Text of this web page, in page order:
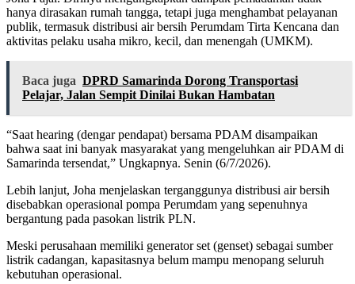
hanya dirasakan rumah tangga, tetapi juga menghambat pelayanan
publik, termasuk distribusi air bersih Perumdam Tirta Kencana dan
aktivitas pelaku usaha mikro, kecil, dan menengah (UMKM).
Baca juga DPRD Samarinda Dorong Transportasi
Pelajar, Jalan Sempit Dinilai Bukan Hambatan
“Saat hearing (dengar pendapat) bersama PDAM disampaikan
bahwa saat ini banyak masyarakat yang mengeluhkan air PDAM di
Samarinda tersendat,” Ungkapnya. Senin (6/7/2026).
Lebih lanjut, Joha menjelaskan terganggunya distribusi air bersih
disebabkan operasional pompa Perumdam yang sepenuhnya
bergantung pada pasokan listrik PLN.
Meski perusahaan memiliki generator set (genset) sebagai sumber
listrik cadangan, kapasitasnya belum mampu menopang seluruh
kebutuhan operasional.